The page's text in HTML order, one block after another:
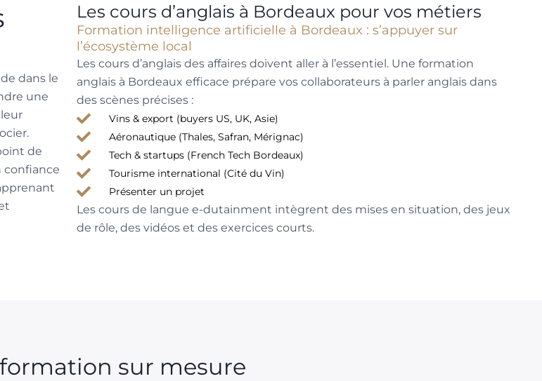
dans le
une
de
confiance
Les cours d’anglais à Bordeaux pour vos métiers
Formation intelligence artificielle à Bordeaux : s’appuyer sur
l’écosystème local
Les cours d’anglais des affaires doivent aller à l’essentiel. Une formation
anglais à Bordeaux efficace prépare vos collaborateurs à parler anglais dans
des scènes précises :
Vins & export (buyers US, UK, Asie)
Aéronautique (Thales, Safran, Mérignac)
Tech & startups (French Tech Bordeaux)
Tourisme international (Cité du Vin)
Présenter un projet
Les cours de langue e-dutainment intègrent des mises en situation, des jeux
de rôle, des vidéos et des exercices courts.
sur mesure